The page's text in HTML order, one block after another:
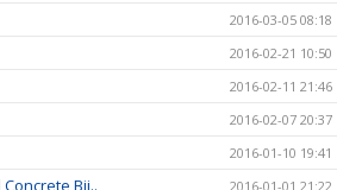
2016-03-05 08:18
2016-02-21 10:50
2016-02-11 21:46
2016-02-07 20:37
2016-01-10 19:41
Bjj.. 2016-01-01 21:22